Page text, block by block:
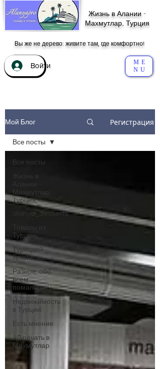
Жизнь в Алании -
Махмутлар, Турция
Вы же не дерево: живите там, где комфортно!
Войти
ME
NU
Мой Блог Регистрация
Все посты
Жизнь в
Махмутлар,
Турция
alanya_desserts
Товары из
Турции
Турецкий
текстиль
Разное: обо
всем
помаленьку
Недвижимость
в Турции
Есть мнение
3Д печать в
Махмутлар
Все посты